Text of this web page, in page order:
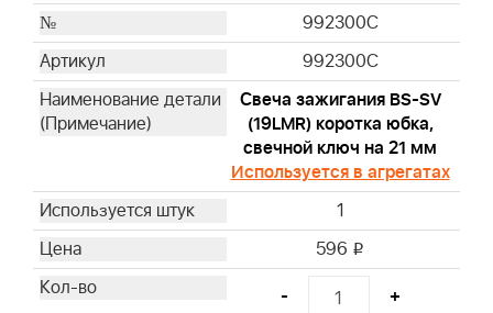
273356S
273638S
399039
491435S
492889
692520
695303
710267
710268
992300C
992300C
Свеча зажигания BS-SV
(19LMR) коротка юбка,
свечной ключ на 21 мм
Используется в агрегатах
1
596 i
- +